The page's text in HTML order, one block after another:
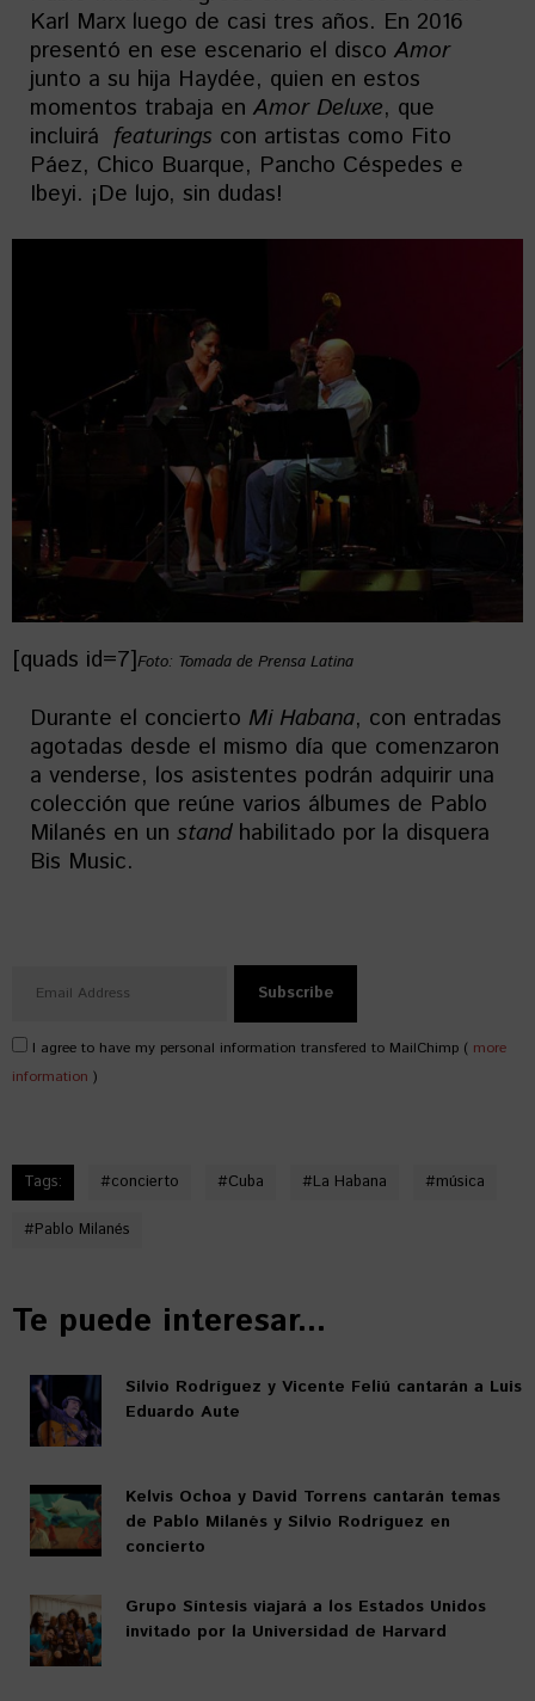
Karl Marx luego de casi tres años. En 2016
presentó en ese escenario el disco Amor
junto a su hija Haydée, quien en estos
momentos trabaja en Amor Deluxe, que
incluirá featurings con artistas como Fito
Páez, Chico Buarque, Pancho Céspedes e
Ibeyi. ¡De lujo, sin dudas!
[quads id=7]Foto: Tomada de Prensa Latina
Durante el concierto Mi Habana, con entradas
agotadas desde el mismo día que comenzaron
a venderse, los asistentes podrán adquirir una
colección que reúne varios álbumes de Pablo
Milanés en un standhabilitado por la disquera
Bis Music.
I agree to have my personal information transfered to MailChimp ( more
information )
Tags: #concierto #Cuba #La Habana #música
#Pablo Milanés
Te puede interesar...
Silvio Rodríguez y Vicente Feliú cantarán a Luis
Eduardo Aute
Kelvis Ochoa y David Torrens cantarán temas
de Pablo Milanés y Silvio Rodríguez en
concierto
Grupo Síntesis viajará a los Estados Unidos
invitado por la Universidad de Harvard